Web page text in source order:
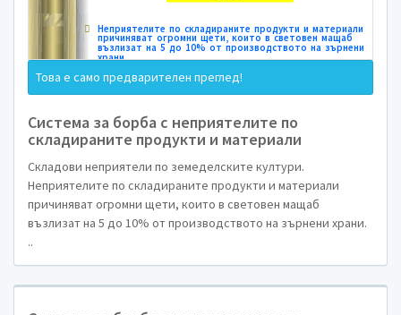
И
Това е само предварителен преглед!
Система за борба с неприятелите по
складираните продукти и материали
Складови неприятели по земеделските култури.
Неприятелите по складираните продукти и материали
причиняват огромни щети, които в световен мащаб
възлизат на 5 до 10% от производството на зърнени храни.
..